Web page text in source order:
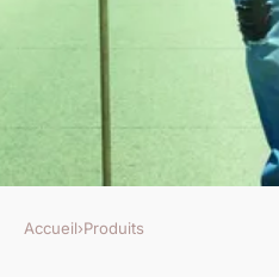
Accueil›Produits